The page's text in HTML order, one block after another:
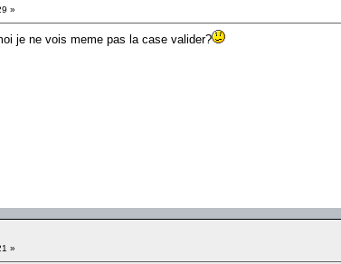
»
je ne vois meme pas la case valider?
»